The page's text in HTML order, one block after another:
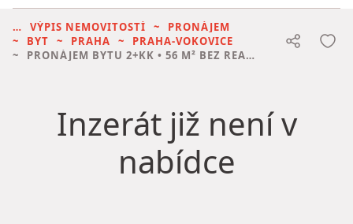
VÝPIS NEMOVITOSTÍ
PRONÁJEM
BYT
PRAHA
PRAHA-VOKOVICE
PRONÁJEM BYTU 2+KK • 56 M² BEZ REALITKY
Inzerát již není v
nabídce